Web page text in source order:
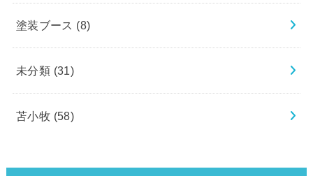
塗装ブース (8)
未分類 (31)
苫小牧 (58)